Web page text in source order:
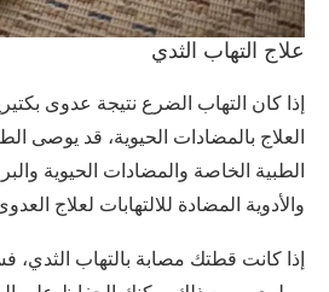
علاج التهاب الثدي
إذا كان التهاب الضرع نتيجة عدوى
العلاج بالمضادات الحيوية، قد يوصى
الطبية الخاصة والمضادات الحيوية
والأدوية المضادة للالتهابات لعلاج
إذا كانت قطتك مصابة بالتهاب الثدي،